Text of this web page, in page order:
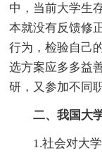
中，当前大学生
本就没有反馈修
行为，检验自己
选方案应多多益
研，又参加不同
二、我国大
1.社会对大学